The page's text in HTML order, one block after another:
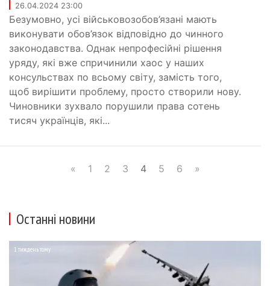
26.04.2024 23:00
Безумовно, усі військовозобов’язані мають
виконувати обов’язок відповідно до чинного
законодавства. Однак непрофесійні рішення
уряду, які вже спричинили хаос у наших
консульствах по всьому світу, замість того,
щоб вирішити проблему, просто створили нову.
Чиновники зухвало порушили права сотень
тисяч українців, які...
« 1 2 3 4 5 6 »
Останні новини
1 тиждень тому